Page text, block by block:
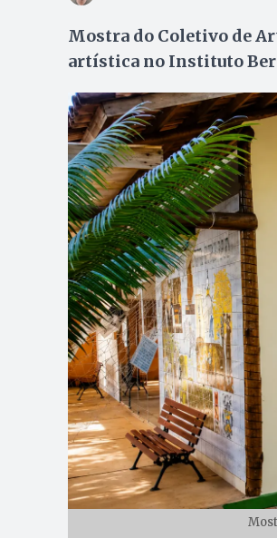
Mostra do Coletivo de
artística no Instituto